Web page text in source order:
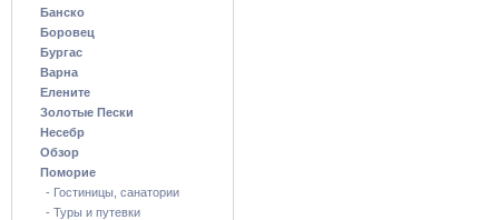
Банско
Боровец
Бургас
Варна
Елените
Золотые Пески
Несебр
Обзор
Поморие
- Гостиницы, санатории
- Туры и путевки